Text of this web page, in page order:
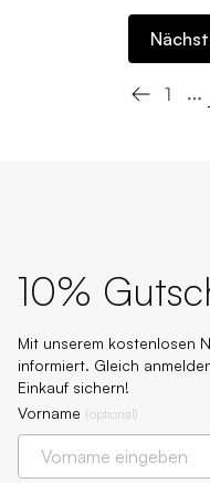
1
10%
Mit unserem kostenlosen
informiert. Gleich
Einkauf sichern!
Vorname (optional)